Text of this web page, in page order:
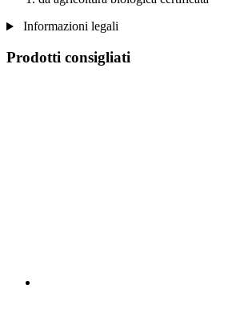
Informazioni legali
Prodotti consigliati